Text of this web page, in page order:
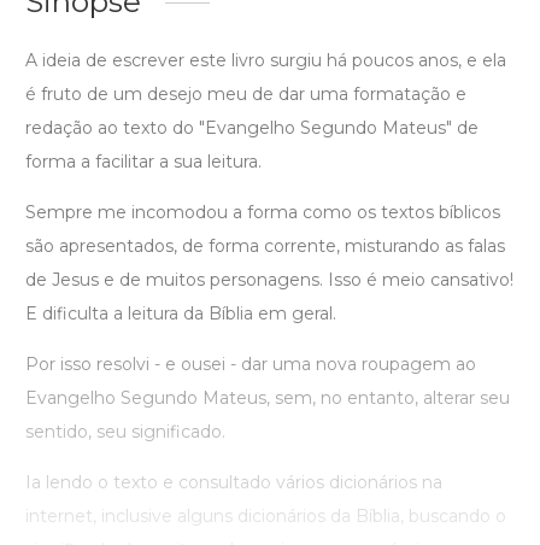
A ideia de escrever este livro surgiu há poucos anos, e ela
é fruto de um desejo meu de dar uma formatação e
redação ao texto do "Evangelho Segundo Mateus" de
forma a facilitar a sua leitura.
Sempre me incomodou a forma como os textos bíblicos
são apresentados, de forma corrente, misturando as falas
de Jesus e de muitos personagens. Isso é meio cansativo!
E dificulta a leitura da Bíblia em geral.
Por isso resolvi - e ousei - dar uma nova roupagem ao
Evangelho Segundo Mateus, sem, no entanto, alterar seu
sentido, seu significado.
Ia lendo o texto e consultado vários dicionários na
internet, inclusive alguns dicionários da Bíblia, buscando o